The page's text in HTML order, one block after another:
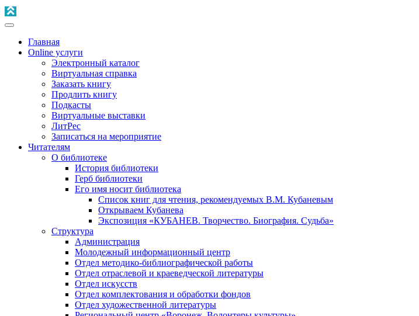
Главная
Online услуги
Электронный каталог
Виртуальная справка
Заказать книгу
Продлить книгу
Подкасты
Виртуальные выставки
ЛитРес
Записаться на мероприятие
Читателям
О библиотеке
История библиотеки
Герб библиотеки
Его имя носит библиотека
Список книг для чтения, рекомендуемых В.М. Кубаневым
Открываем Кубанева
Экспозиция «КУБАНЕВ. Творчество. Биография. Судьба»
Структура
Администрация
Молодежный информационный центр
Отдел методико-библиографической работы
Отдел отраслевой и краеведческой литературы
Отдел искусств
Отдел комплектования и обработки фондов
Отдел художественной литературы